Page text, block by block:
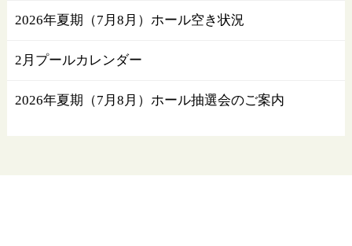
2026年夏期（7月8月）ホール空き状況
2月プールカレンダー
2026年夏期（7月8月）ホール抽選会のご案内